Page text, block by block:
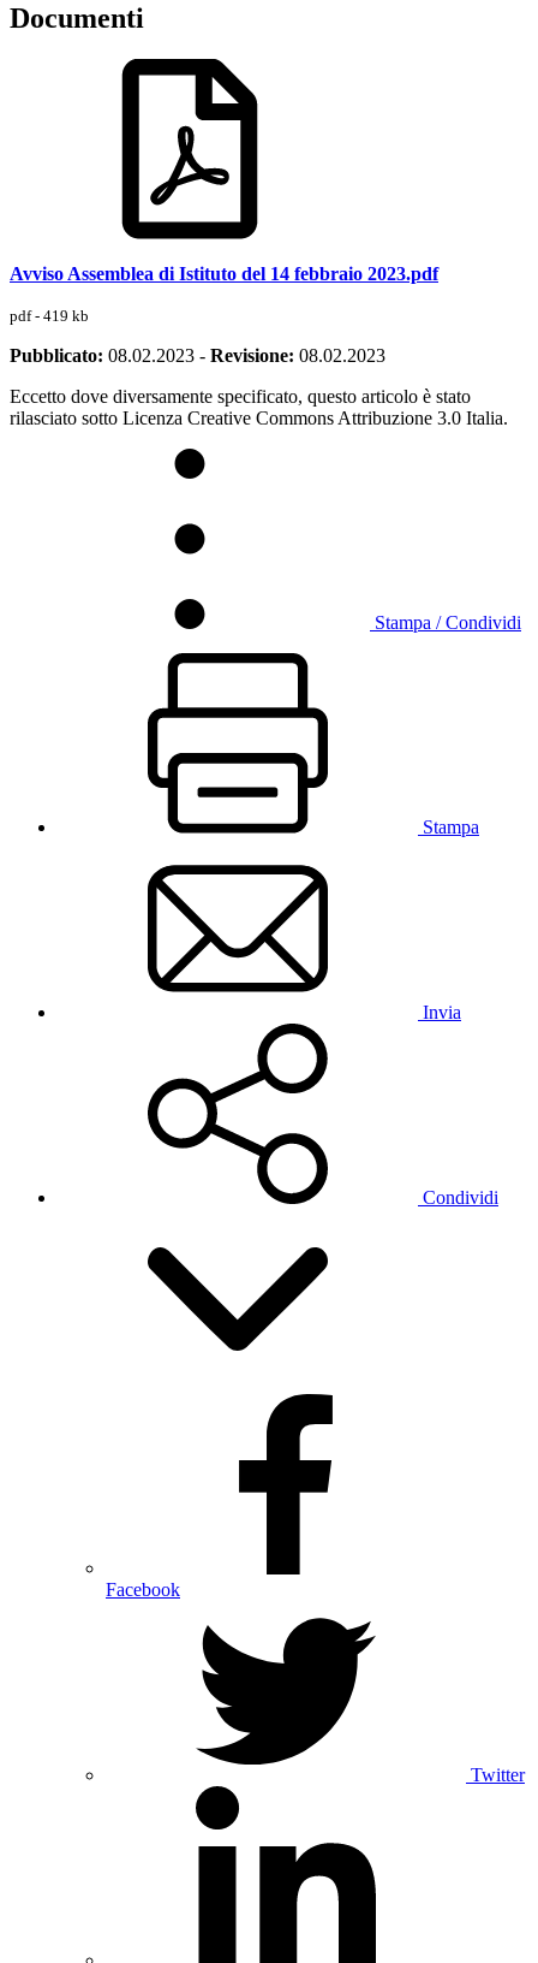
Documenti
Avviso Assemblea di Istituto del 14 febbraio 2023.pdf
pdf - 419 kb
Pubblicato: 08.02.2023 - Revisione: 08.02.2023
Eccetto dove diversamente specificato, questo articolo è stato
rilasciato sotto Licenza Creative Commons Attribuzione 3.0 Italia.
Stampa / Condividi
Stampa
Invia
Condividi
Facebook
Twitter